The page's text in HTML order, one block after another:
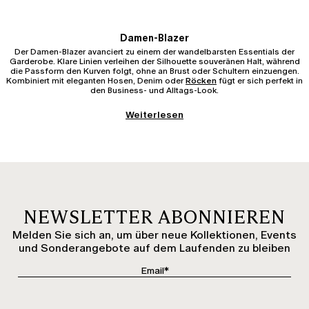
Damen-Blazer
Der Damen-Blazer avanciert zu einem der wandelbarsten Essentials der
Garderobe. Klare Linien verleihen der Silhouette souveränen Halt, während
die Passform den Kurven folgt, ohne an Brust oder Schultern einzuengen.
Kombiniert mit eleganten Hosen, Denim oderRöcken fügt er sich perfekt in
den Business- und Alltags-Look.
Damenjacke
Flexibilität. Als stilvolle Übergangsbegleiter harmonieren sie perfekt über
feinenBlusen, Hemden oder entspanntenTops und T-Shirts. Fließende
Schnitte und zarte Stoffe machen das Layering wunderbar mühelos, ohne
jemals aufzutragen.
Die Winterjacke für Damen verbindet architektonische Struktur mit einem
Weiterlesen
NEWSLETTER ABONNIEREN
Melden Sie sich an, um über neue Kollektionen, Events
und Sonderangebote auf dem Laufenden zu bleiben